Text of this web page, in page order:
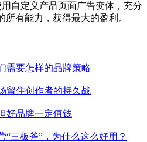
自定义产品页面广告变体，充分
所有能力，获得最大的盈利。
需要怎样的品牌策略
留住创作者的持久战
好品牌一定值钱
“三板斧”，为什么这么好用？